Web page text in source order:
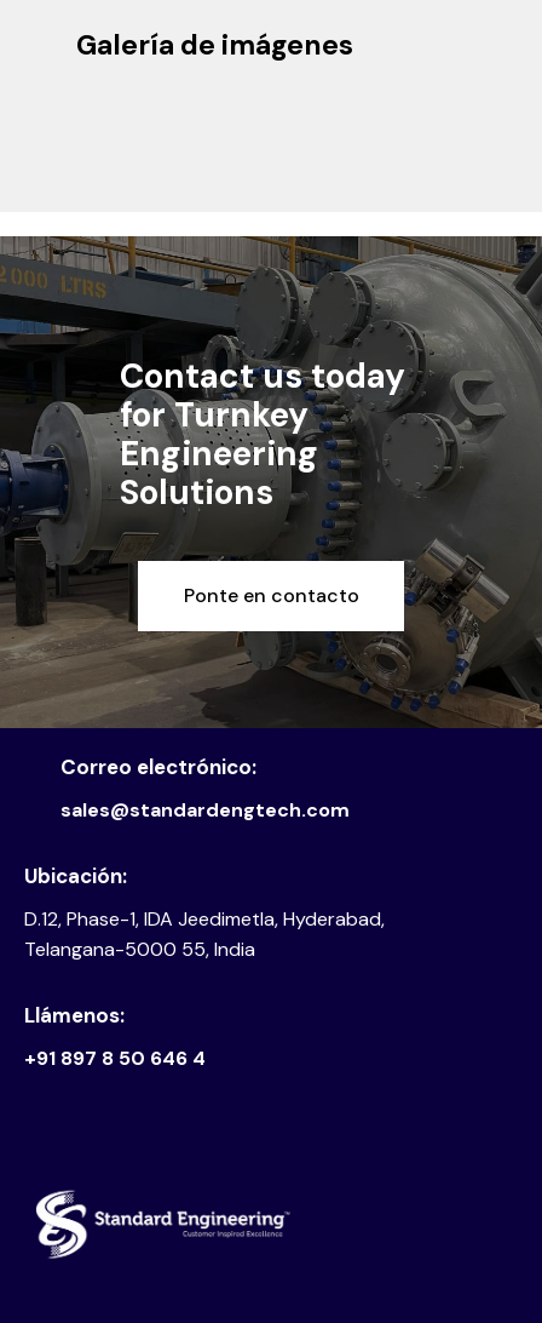
Galería de imágenes
Contact us today
for Turnkey
Engineering
Solutions
Ponte en contacto
Ubicación:
D.12, Phase-1, IDA Jeedimetla, Hyderabad,
Telangana-5000 55, India
Correo electrónico:
sales@standardengtech.com
Llámenos:
+91 897 8 50 646 4